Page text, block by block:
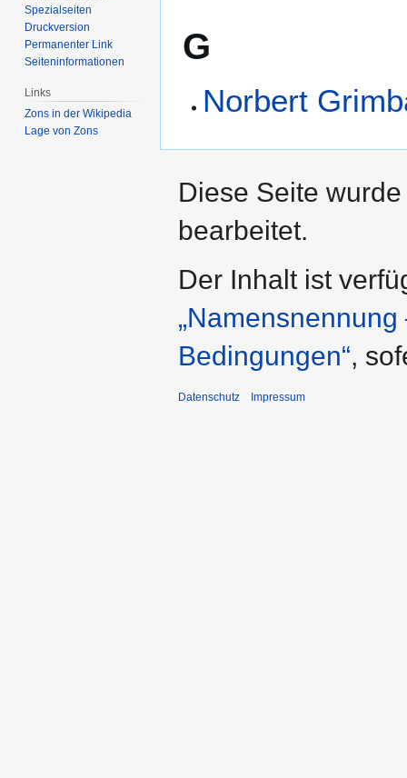
G
Norbert
Spezialseiten
Druckversion
Permanenter Link
Seiten­­informationen
Links
Zons in der Wikipedia
Lage von Zons
Diese Seite
bearbeitet.
Der Inhalt ist
Bedingungen“,
Datenschutz Impressum